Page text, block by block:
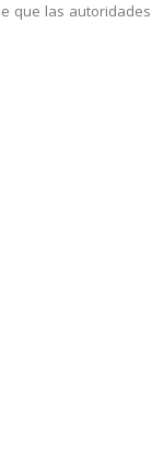
que las autoridades